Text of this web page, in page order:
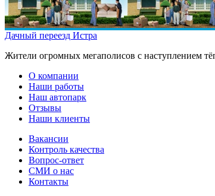
Дачный переезд Истра
Жители огромных мегаполисов с наступлением
О компании
Наши работы
Наш автопарк
Отзывы
Наши клиенты
Вакансии
Контроль качества
Вопрос-ответ
СМИ о нас
Контакты